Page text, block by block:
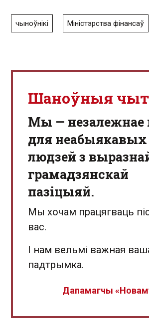
чыноўнікі Міністэрства фінансаў
Шаноўныя
Мы —
для неабыякавых
людзей з
грамадзянскай
пазіцыяй.
Мы хочам працягваць
вас.
І нам вельмі важная
падтрымка.
Дапамагчы